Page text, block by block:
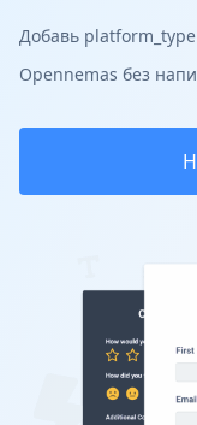
Добавь
Opennemas без